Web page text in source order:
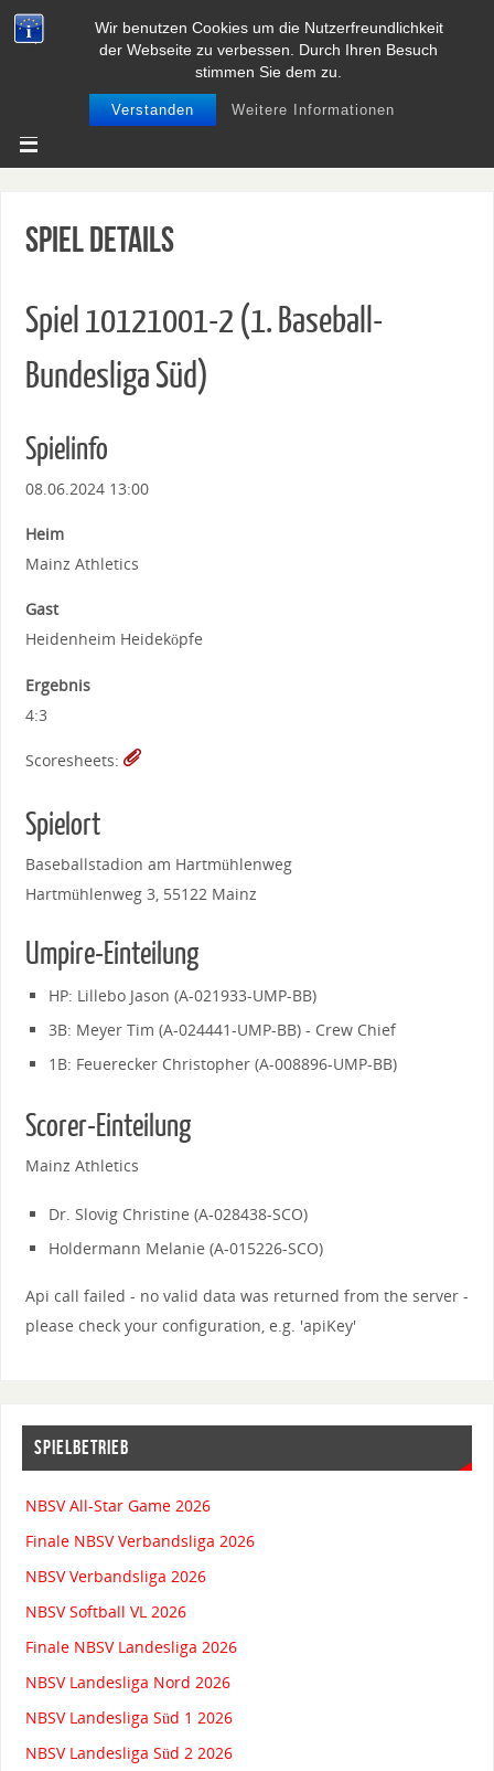
Wir benutzen Cookies um die Nutzerfreundlichkeit
der Webseite zu verbessen. Durch Ihren Besuch
stimmen Sie dem zu.
Verstanden Weitere Informationen
BASEBALL UND SOFTBALL IN
NIEDERSACHSEN
Spiel Details
Spiel 10121001-2 (1. Baseball-
Bundesliga Süd)
Spielinfo
08.06.2024 13:00
Heim
Mainz Athletics
Gast
Heidenheim Heideköpfe
Ergebnis
4:3
Scoresheets:
Spielort
Baseballstadion am Hartmühlenweg
Hartmühlenweg 3, 55122 Mainz
Umpire-Einteilung
HP: Lillebo Jason (A-021933-UMP-BB)
3B: Meyer Tim (A-024441-UMP-BB) - Crew Chief
1B: Feuerecker Christopher (A-008896-UMP-BB)
Scorer-Einteilung
Mainz Athletics
Dr. Slovig Christine (A-028438-SCO)
Holdermann Melanie (A-015226-SCO)
Api call failed - no valid data was returned from the server -
please check your configuration, e.g. 'apiKey'
SPIELBETRIEB
NBSV All-Star Game 2026
Finale NBSV Verbandsliga 2026
NBSV Verbandsliga 2026
NBSV Softball VL 2026
Finale NBSV Landesliga 2026
NBSV Landesliga Nord 2026
NBSV Landesliga Süd 1 2026
NBSV Landesliga Süd 2 2026